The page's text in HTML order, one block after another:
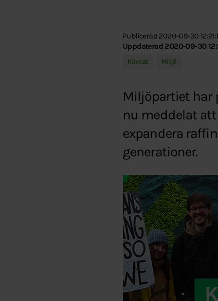
Publicerad 2020-09-30
Uppdaterad 2020-09-30
Klimat Miljö
Miljöpartiet har
nu meddelat
expandera
generationer.